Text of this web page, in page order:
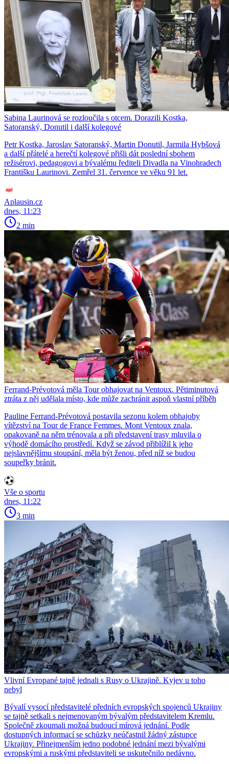
Sabina Laurinová se rozloučila s otcem. Dorazili Kostka,
Satoranský, Donutil i další kolegové
Petr Kostka, Jaroslav Satoranský, Martin Donutil, Jarmila Hybšová
a další přátelé a herečtí kolegové přišli dát poslední sbohem
režisérovi, pedagogovi a bývalému řediteli Divadla na Vinohradech
Františku Laurinovi. Zemřel 31. července ve věku 91 let.
Aplausin.cz
dnes, 11:23
2 min
Ferrand-Prévotová měla Tour obhajovat na Ventoux. Pětiminutová
ztráta z něj udělala místo, kde může zachránit aspoň vlastní příběh
Pauline Ferrand-Prévotová postavila sezonu kolem obhajoby
vítězství na Tour de France Femmes. Mont Ventoux znala,
opakovaně na něm trénovala a při představení trasy mluvila o
výhodě domácího prostředí. Když se závod přiblížil k jeho
nejslavnějšímu stoupání, měla být ženou, před níž se budou
soupeřky bránit.
Vše o sportu
dnes, 11:22
3 min
Vlivní Evropané tajně jednali s Rusy o Ukrajině. Kyjev u toho
nebyl
Bývalí vysocí představitelé předních evropských spojenců Ukrajiny
se tajně setkali s nejmenovaným bývalým představitelem Kremlu.
Společně zkoumali možná budoucí mírová jednání. Podle
dostupných informací se schůzky neúčastnil žádný zástupce
Ukrajiny. Přinejmenším jedno podobné jednání mezi bývalými
evropskými a ruskými představiteli se uskutečnilo nedávno.